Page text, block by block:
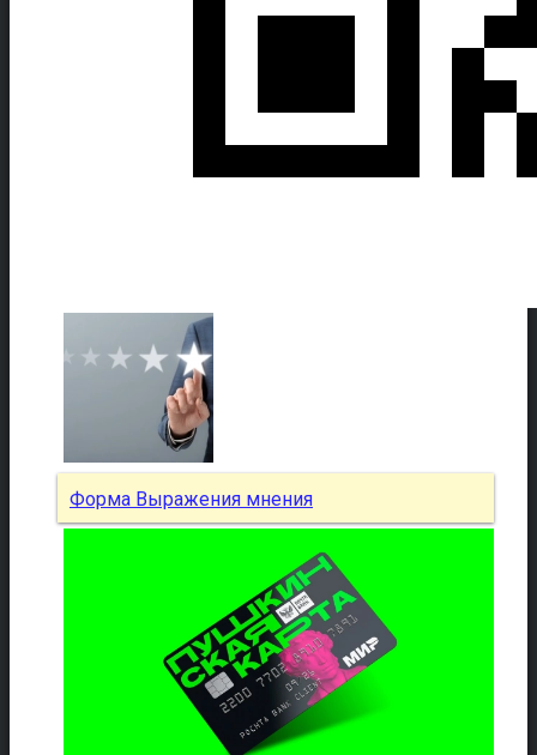
Форма Выражения мнения